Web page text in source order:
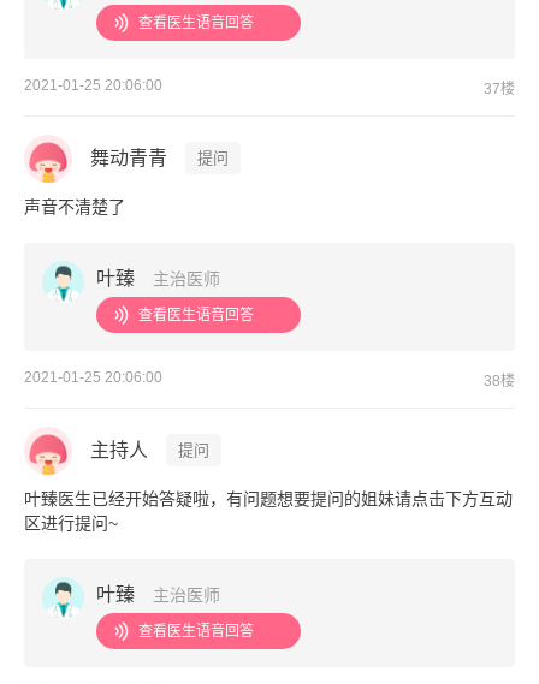
查看医生语音回答
2021-01-25 20:06:00 37楼
舞动青青 提问
声音不清楚了
叶臻 主治医师
查看医生语音回答
2021-01-25 20:06:00 38楼
主持人 提问
叶臻医生已经开始答疑啦，有问题想要提问的姐妹请点击下方互动
区进行提问~
叶臻 主治医师
查看医生语音回答